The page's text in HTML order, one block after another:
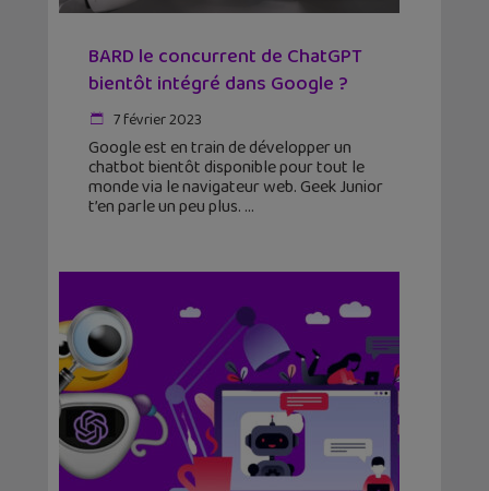
BARD le concurrent de ChatGPT
bientôt intégré dans Google ?
7 février 2023
Google est en train de développer un
chatbot bientôt disponible pour tout le
monde via le navigateur web. Geek Junior
t’en parle un peu plus.